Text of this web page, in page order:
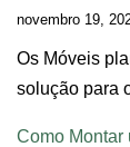
novembro 19,
Os Móveis
solução para
Como Montar